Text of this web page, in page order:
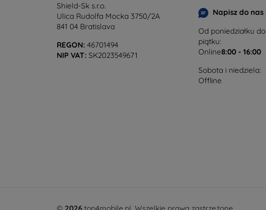
Shield-Sk s.r.o.
Ulica Rudolfa Mocka 3750/2A
841 04 Bratislava
REGON: 46701494
NIP VAT: SK2023549671
Napisz do nas
Od poniedziałku do
piątku:
Online8:00 - 16:00
Sobota i niedziela:
Offline